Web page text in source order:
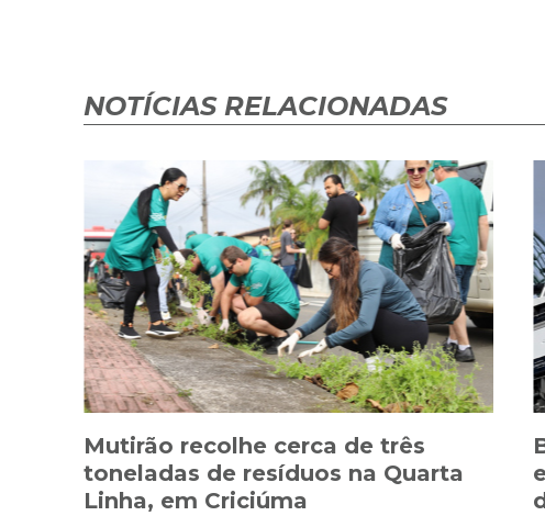
NOTÍCIAS RELACIONADAS
Mutirão recolhe cerca de três
toneladas de resíduos na Quarta
Linha, em Criciúma